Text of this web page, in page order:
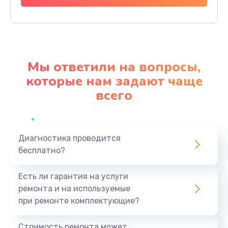
Заказать
Замена мультиконтроллера
Заказать
590 руб.
Мы ответили на вопросы,
которые нам задают чаще
всего
Диагностика проводится
бесплатно?
Есть ли гарантия на услуги
ремонта и на используемые
при ремонте комплектующие?